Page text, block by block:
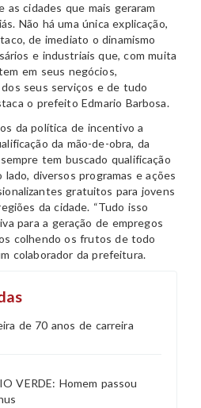
as cidades que mais geraram
Não há uma única explicação,
de imediato o dinamismo
e industriais que, com muita
em seus negócios,
seus serviços e de tudo
o prefeito Edmario Barbosa.
da política de incentivo a
da mão-de-obra, da
tem buscado qualificação
diversos programas e ações
gratuitos para jovens
da cidade. “Tudo isso
para a geração de empregos
colhendo os frutos de todo
colaborador da prefeitura.
de 70 anos de carreira
VERDE: Homem passou